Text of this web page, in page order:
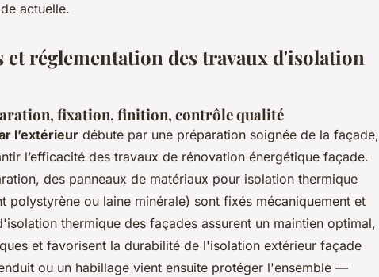
actuelle.
et réglementation des travaux d'isolation
fixation, finition, contrôle qualité
l’extérieur débute par une préparation soignée de la façade,
l’efficacité des travaux de rénovation énergétique façade.
des panneaux de matériaux pour isolation thermique
polystyrène ou laine minérale) sont fixés mécanique­ment et
thermique des façades assurent un maintien optimal,
et favorisent la durabilité de l'isolation extérieur façade
ou un habillage vient ensuite protéger l'ensemble —